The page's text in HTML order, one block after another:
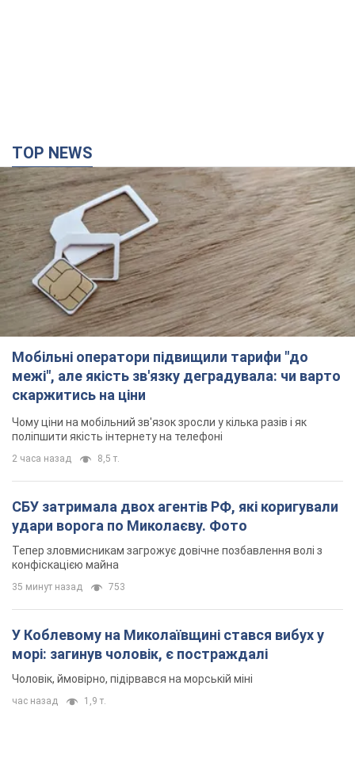
Мобільні оператори підвищили тарифи "до
межі", але якість зв'язку деградувала: чи варто
скаржитись на ціни
Чому ціни на мобільний зв'язок зросли у кілька разів і як
поліпшити якість інтернету на телефоні
2 часа назад 8,5 т.
СБУ затримала двох агентів РФ, які коригували
удари ворога по Миколаєву. Фото
Тепер зловмисникам загрожує довічне позбавлення волі з
35 минут назад
У Коблевому на Миколаївщині стався вибух у
морі: загинув чоловік, є постраждалі
Чоловік, ймовірно, підірвався на морській міні
час назад